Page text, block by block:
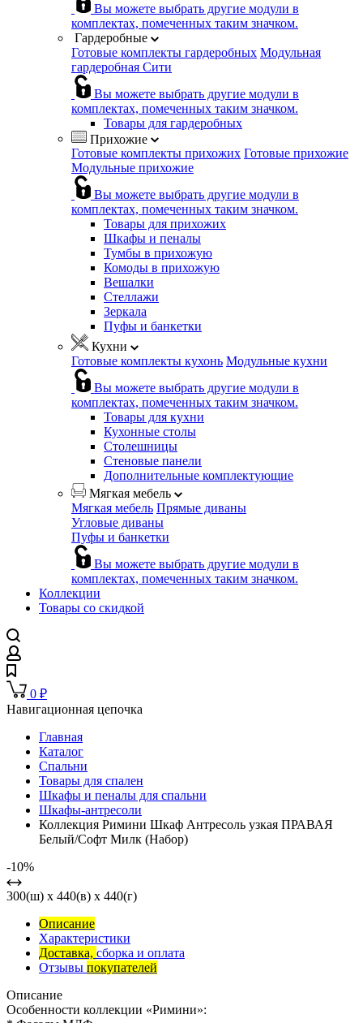
Вы можете выбрать другие модули в
комплектах, помеченных таким значком.
Гардеробные
Готовые комплекты гардеробных Модульная
гардеробная Сити
Вы можете выбрать другие модули в
комплектах, помеченных таким значком.
Товары для гардеробных
Прихожие
Готовые комплекты прихожих Готовые прихожие
Модульные прихожие
Вы можете выбрать другие модули в
комплектах, помеченных таким значком.
Товары для прихожих
Шкафы и пеналы
Тумбы в прихожую
Комоды в прихожую
Вешалки
Стеллажи
Зеркала
Пуфы и банкетки
Кухни
Готовые комплекты кухонь Модульные кухни
Вы можете выбрать другие модули в
комплектах, помеченных таким значком.
Товары для кухни
Кухонные столы
Столешницы
Стеновые панели
Дополнительные комплектующие
Мягкая мебель
Мягкая мебель Прямые диваны
Угловые диваны
Пуфы и банкетки
Вы можете выбрать другие модули в
комплектах, помеченных таким значком.
Коллекции
Товары со скидкой
0 ₽
Навигационная цепочка
Главная
Каталог
Спальни
Товары для спален
Шкафы и пеналы для спальни
Шкафы-антресоли
Коллекция Римини Шкаф Антресоль узкая ПРАВАЯ
Белый/Софт Милк (Набор)
-10%
300(ш) x 440(в) x 440(г)
Описание
Характеристики
Доставка, сборка и оплата
Отзывы покупателей
Описание
Особенности коллекции «Римини»: